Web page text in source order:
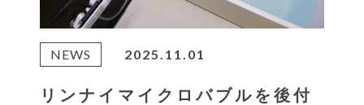
NEWS 2025.11.01
リンナイマイクロバブルを後付